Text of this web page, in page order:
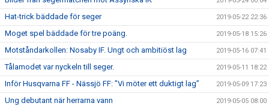
Hat-trick bäddade för seger 2019-05-22 22:36
Moget spel bäddade för tre poäng. 2019-05-18 15:26
Motståndarkollen: Nosaby IF. Ungt och ambitiöst lag 2019-05-16 07:41
Tålamodet var nyckeln till seger. 2019-05-11 18:22
Inför Husqvarna FF - Nässjö FF: ”Vi möter ett duktigt lag” 2019-05-09 17:23
Ung debutant när herrarna vann 2019-05-05 08:00